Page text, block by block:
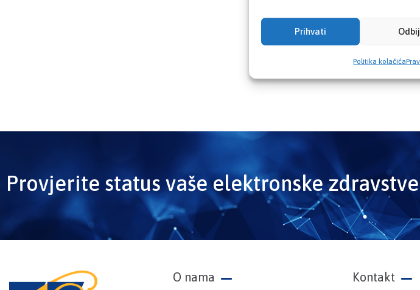
Prihvati Odbij
Politika kolačića
Provjerite status vaše elektronske
O nama Kontakt